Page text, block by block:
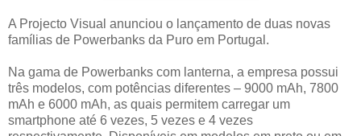
A Projecto Visual anunciou o lançamento de duas novas
famílias de Powerbanks da Puro em Portugal.
Na gama de Powerbanks com lanterna, a empresa possui
três modelos, com potências diferentes – 9000 mAh, 7800
mAh e 6000 mAh, as quais permitem carregar um
smartphone até 6 vezes, 5 vezes e 4 vezes